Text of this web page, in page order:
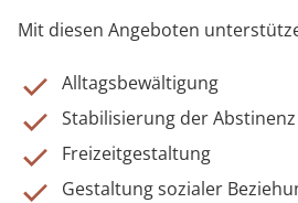
Mit diesen Angeboten
Alltagsbewältigung
Stabilisierung der Abstinenz
Freizeitgestaltung
Gestaltung sozialer